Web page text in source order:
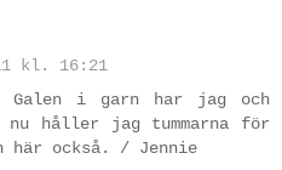
kl. 16:21
i garn har jag och
håller jag tummarna för
också. / Jennie